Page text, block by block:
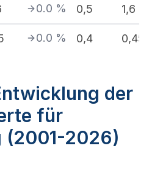
0.0 % 0,5 1,6
0.0 % 0,4 0,45
der
für
(2001-2026)